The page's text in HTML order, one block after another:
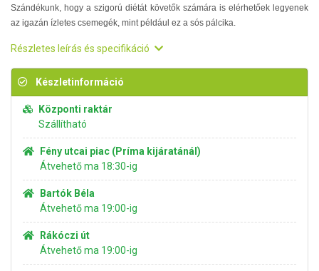
Szándékunk, hogy a szigorú diétát követők számára is elérhetőek legyenek
az igazán ízletes csemegék, mint például ez a sós pálcika.
Részletes leírás és specifikáció
Készletinformáció
Központi raktár
Szállítható
Fény utcai piac (Príma kijáratánál)
Átvehető ma 18:30-ig
Bartók Béla
Átvehető ma 19:00-ig
Rákóczi út
Átvehető ma 19:00-ig